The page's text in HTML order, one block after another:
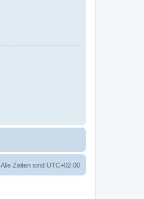
Alle Zeiten sind UTC+02:00